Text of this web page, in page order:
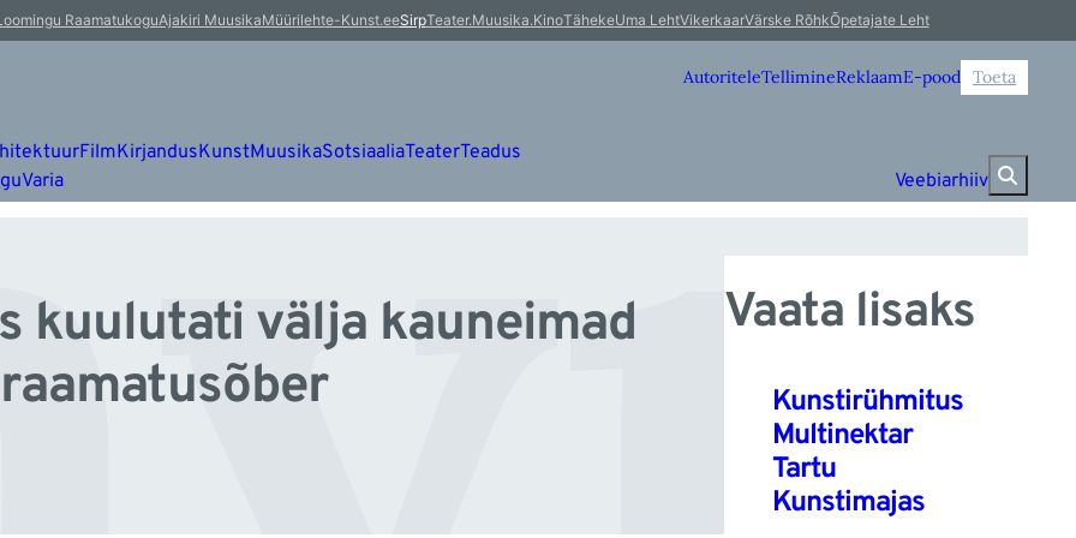
RaamatukoguAjakiri MuusikaMüürilehte-Kunst.eeSirpTeater.Muusika.KinoTähekeUma LehtVikerkaarVärske RõhkÕpetajate Leht
AutoriteleTellimineReklaamE-pood Toeta
FilmKirjandusKunstMuusikaSotsiaaliaTeaterTeadus
Varia Veebiarhiiv
kuulutati välja kauneimad
Vaata lisaks
Kunstirühmitus
Multinektar
Tartu
Kunstimajas